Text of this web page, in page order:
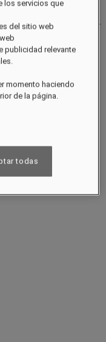
los servicios que
del sitio web
publicidad relevante
momento haciendo
de la página.
todas